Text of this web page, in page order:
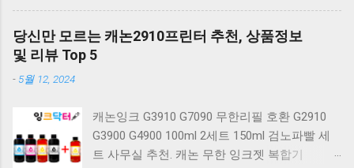
밍 유선키보드 갈축 일반형 레트로 베이지. 체리
키보드 G803000S TKL RGB 게이밍 텐키리스 기
계식 키보드 4종 축 선택 저소음적축 블랙. 체리
베이지 K517 Retro. COX CK01 교체축 사이드
RGB 게이밍 기계식 키보드 네이비 CK01NV적축
일반형. 체리키보드 XTRFY MX BOARD 3.1 RGB
당신만 모르는 캐논2910프린터 추천, 상품정보
및 리뷰 Top 5
- 5월 12, 2024
캐논잉크 G3910 G7090 무한리필 호환 G2910
G3900 G4900 100ml 2세트 150ml 검노파빨 세
트 사무실 추천. 캐논 무한 잉크젯 복합기